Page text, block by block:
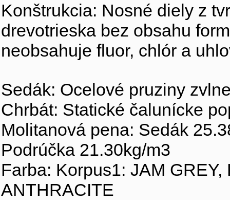
Konštrukcia: Nosné diely z
drevotrieska bez obsahu
neobsahuje fluor, chlór a
Sedák: Ocelové pruziny
Chrbát: Statické čalunícke
Molitanová pena: Sedák
Podrúčka 21.30kg/m3
Farba: Korpus1: JAM
ANTHRACITE